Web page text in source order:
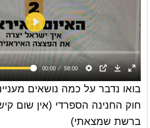
בואו נדבר על כמה נושאים
חוק החנינה הספרדי (אין שום
ברשת שמצאתי)